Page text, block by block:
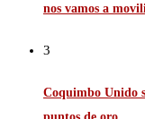
nos vamos a
3
Coquimbo Unido